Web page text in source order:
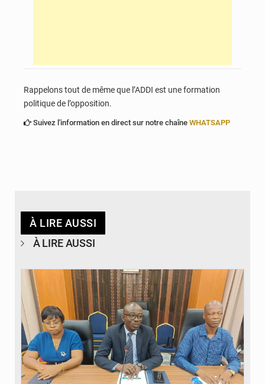
Rappelons tout de même que l’ADDI est une formation
politique de l’opposition.
Suivez l'information en direct sur notre chaîne WHATSAPP
À LIRE AUSSI
À LIRE AUSSI